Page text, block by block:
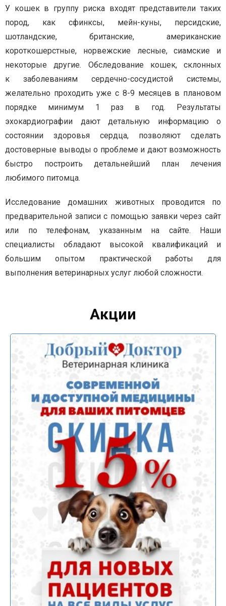
У кошек в группу риска входят представители таких
пород, как сфинксы, мейн-куны, персидские,
шотландские, британские, американские
короткошерстные, норвежские лесные, сиамские и
некоторые другие. Обследование кошек, склонных
к заболеваниям сердечно-сосудистой системы,
желательно проходить уже с 8-9 месяцев в плановом
порядке минимум 1 раз в год. Результаты
эхокардиографии дают детальную информацию о
состоянии здоровья сердца, позволяют сделать
достоверные выводы о проблеме и дают возможность
быстро построить детальнейший план лечения
любимого питомца.
Исследование домашних животных проводится по
предварительной записи с помощью заявки через сайт
или по телефонам, указанным на сайте. Наши
специалисты обладают высокой квалификаций и
большим опытом практической работы для
выполнения ветеринарных услуг любой сложности.
Акции